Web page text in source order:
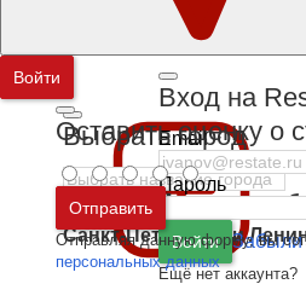
Войти
Выбрать город
Москва и
Московская
Санкт-Петербург и
Вход на
Email
Пароль
Войти Забыли
Ещё нет аккаунта?
Оставить оценку о
Отправить
Отправляя данную форму, вы
персональных данных